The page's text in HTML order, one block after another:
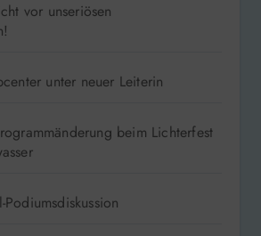
vor unseriösen
unter neuer Leiterin
beim Lichterfest